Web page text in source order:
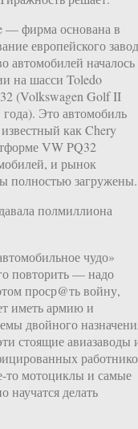
— фирма основана в
европейского
автомобилей началось
на шасси Toledo
(Volkswagen Golf II
Это автомобиль
как Chery
VW PQ32
и рынок
полностью загружены.
полмиллиона
чудо»
повторить — надо
проср@ть войну,
иметь армию и
двойного
стоящие авиазаводы
то мотоциклы и самые
научатся делать